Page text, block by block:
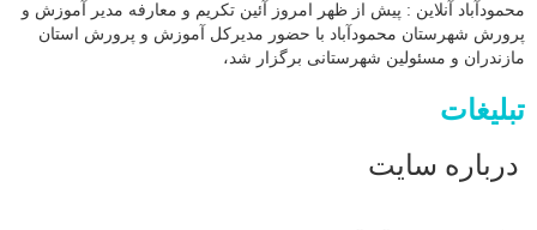
محمودآباد آنلاین : پیش از ظهر امروز آئین تکریم و معارفه مدیر آموزش و
پرورش شهرستان محمودآباد با حضور مدیرکل آموزش و پرورش استان
مازندران و مسئولین شهرستانی برگزار شد،
تبلیغات
درباره سایت